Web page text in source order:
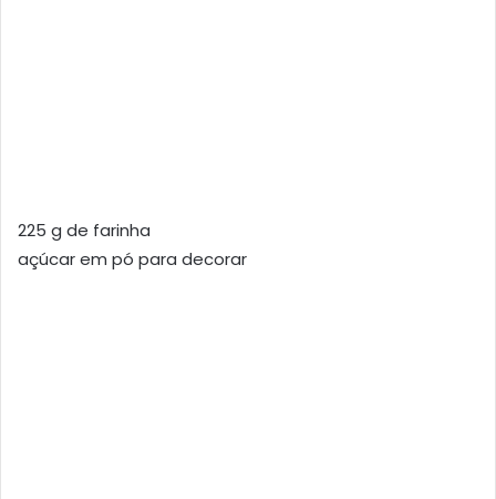
225 g de farinha
açúcar em pó para decorar